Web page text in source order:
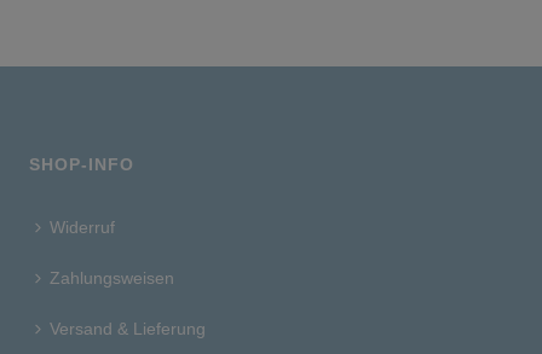
SHOP-INFO
Widerruf
Zahlungsweisen
Versand & Lieferung